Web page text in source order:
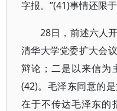
字报。”(41)事情还限于
28日，前述六人
清华大学党委扩大会
辩论；二是以来信为
(42)。毛泽东同意的
在于不传达毛泽东的